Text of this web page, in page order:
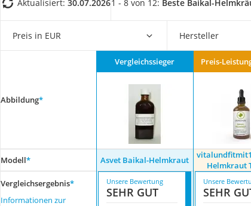
Mineralfutter
Massagegerät
Service
Aktualisiert: 30.07.20261 - 8 von 12: Beste Baikal-
Preis in EUR Hersteller
Abbildung*
Vergleichssieger Preis-
Modell* Asvet Baikal-Helmkraut
Helmkraut
Vergleichsergebnis*
Informationen zur
Unsere Bewertung
SEHR GUT
Unsere
SEHR